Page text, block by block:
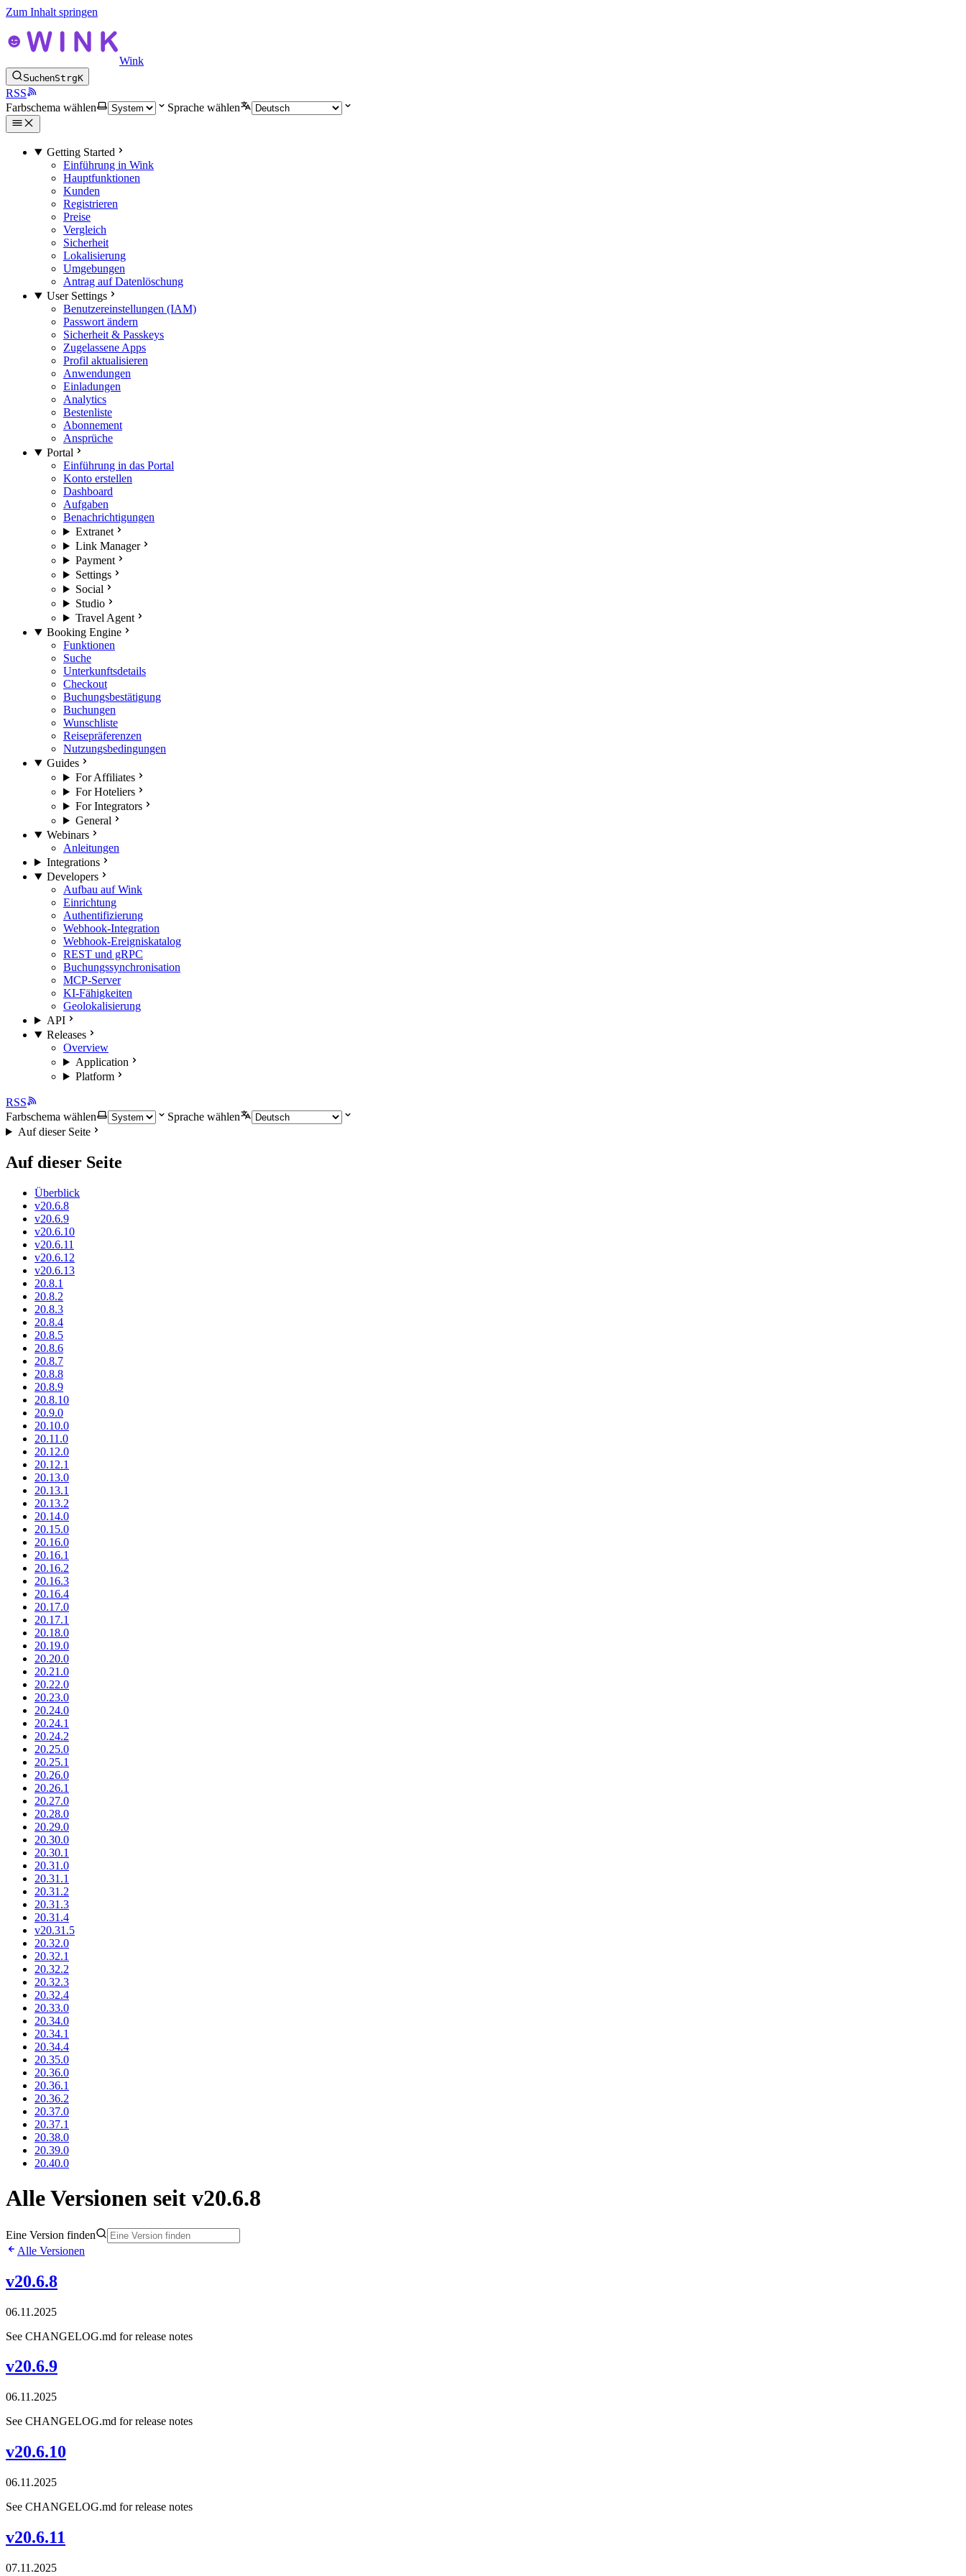
Zum Inhalt springen
Wink
SuchenStrgK
RSS
Farbschema wählen
Sprache wählen
Getting Started
Einführung in Wink
Hauptfunktionen
Kunden
Registrieren
Preise
Vergleich
Sicherheit
Lokalisierung
Umgebungen
Antrag auf Datenlöschung
User Settings
Benutzereinstellungen (IAM)
Passwort ändern
Sicherheit & Passkeys
Zugelassene Apps
Profil aktualisieren
Anwendungen
Einladungen
Analytics
Bestenliste
Abonnement
Ansprüche
Portal
Einführung in das Portal
Konto erstellen
Dashboard
Aufgaben
Benachrichtigungen
Extranet
Link Manager
Payment
Settings
Social
Studio
Travel Agent
Booking Engine
Funktionen
Suche
Unterkunftsdetails
Checkout
Buchungsbestätigung
Buchungen
Wunschliste
Reisepräferenzen
Nutzungsbedingungen
Guides
For Affiliates
For Hoteliers
For Integrators
General
Webinars
Anleitungen
Integrations
Developers
Aufbau auf Wink
Einrichtung
Authentifizierung
Webhook-Integration
Webhook-Ereigniskatalog
REST und gRPC
Buchungssynchronisation
MCP-Server
KI-Fähigkeiten
Geolokalisierung
API
Releases
Overview
Application
Platform
RSS
Farbschema wählen
Sprache wählen
Auf dieser Seite
Auf dieser Seite
Überblick
v20.6.8
v20.6.9
v20.6.10
v20.6.11
v20.6.12
v20.6.13
20.8.1
20.8.2
20.8.3
20.8.4
20.8.5
20.8.6
20.8.7
20.8.8
20.8.9
20.8.10
20.9.0
20.10.0
20.11.0
20.12.0
20.12.1
20.13.0
20.13.1
20.13.2
20.14.0
20.15.0
20.16.0
20.16.1
20.16.2
20.16.3
20.16.4
20.17.0
20.17.1
20.18.0
20.19.0
20.20.0
20.21.0
20.22.0
20.23.0
20.24.0
20.24.1
20.24.2
20.25.0
20.25.1
20.26.0
20.26.1
20.27.0
20.28.0
20.29.0
20.30.0
20.30.1
20.31.0
20.31.1
20.31.2
20.31.3
20.31.4
v20.31.5
20.32.0
20.32.1
20.32.2
20.32.3
20.32.4
20.33.0
20.34.0
20.34.1
20.34.4
20.35.0
20.36.0
20.36.1
20.36.2
20.37.0
20.37.1
20.38.0
20.39.0
20.40.0
Alle Versionen seit v20.6.8
Eine Version finden
Alle Versionen
v20.6.8
06.11.2025
See CHANGELOG.md for release notes
v20.6.9
06.11.2025
See CHANGELOG.md for release notes
v20.6.10
06.11.2025
See CHANGELOG.md for release notes
v20.6.11
07.11.2025